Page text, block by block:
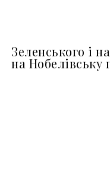
Зеленського і
на Нобелівську